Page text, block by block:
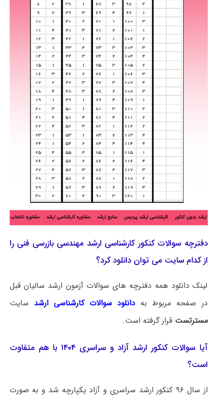
دفترچه سوالات کنکور کارشناسی ارشد مهندسی بازرسی فنی را
از کدام سایت می توان دانلود کرد؟
لینک دانلود همه دفترچه های سوالات آزمون ارشد سالیان قبل
در صفحه مربوط بهدانلود سوالات کارشناسی ارشد سایت
مسترتست قرار گرفته است.
آیا سوالات کنکور ارشد آزاد و سراسری ۱۴۰۴ با هم متفاوت
است؟
از سال ۹۶ کنکور ارشد سراسری و آزاد یکپارچه شد و به صورت